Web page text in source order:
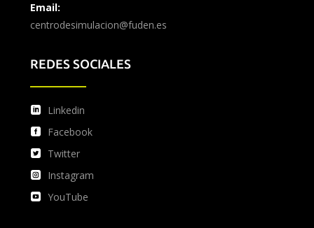
Email:
centrodesimulacion@fuden.es
REDES SOCIALES
Linkedin
Facebook
Twitter
Instagram
YouTube